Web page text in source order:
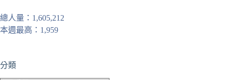
總人量：1,605,212
本週最高：1,959
分類